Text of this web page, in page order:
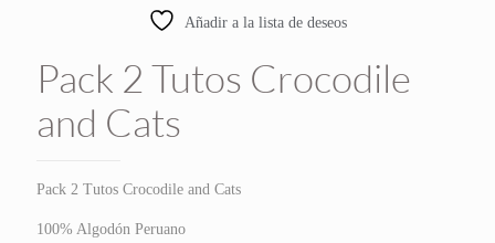
Añadir a la lista de deseos
Pack 2 Tutos Crocodile
and Cats
Pack 2 Tutos Crocodile and Cats
100% Algodón Peruano